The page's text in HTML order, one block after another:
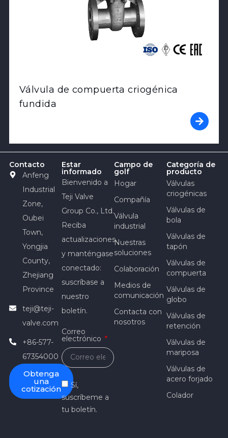
Válvula de compuerta criogénica
fundida
Contacto
Anfeng
Industrial
Zone,
Oubei
Town,
Yongjia
County,
Zhejiang
Province
teji@teji-
valve.com
+86-577-
67354000
Obtenga
una
cotización
Estar
informado
Bienvenido a
Teji Valve
Group Co., Ltd.
Reciba
actualizaciones
y manténgase
conectado:
suscríbase a
nuestro
boletín.
Correo
electrónico
Sí,
suscríbeme a
tu boletín.
Campo de
golf
Hogar
Compañía
Válvula
industrial
Nuestras
soluciones
Colaboración
Medios de
comunicación
Contacta con
nosotros
Categoría de
producto
Válvulas
criogénicas
Válvulas de
bola
Válvulas de
tapón
Válvulas de
compuerta
Válvulas de
globo
Válvulas de
retención
Válvulas de
mariposa
Válvulas de
acero forjado
Colador